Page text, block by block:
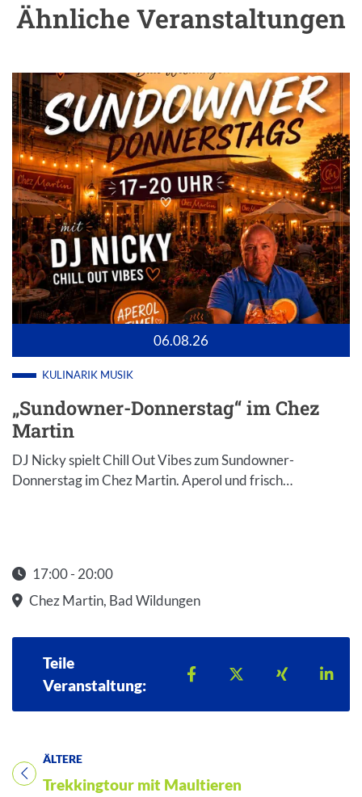
Ähnliche Veranstaltungen
06.08.26
KULINARIK MUSIK
„Sundowner-Donnerstag“ im Chez
Martin
DJ Nicky spielt Chill Out Vibes zum Sundowner-
Donnerstag im Chez Martin. Aperol und frisch…
17:00 - 20:00
Startzeit: 17:00
Chez Martin, Bad Wildungen
Teile
Veranstaltung:
Teilen auf Facebook
Teilen auf X
Teilen auf
ÄLTERE
Titel für Veranstaltung
Trekkingtour mit Maultieren